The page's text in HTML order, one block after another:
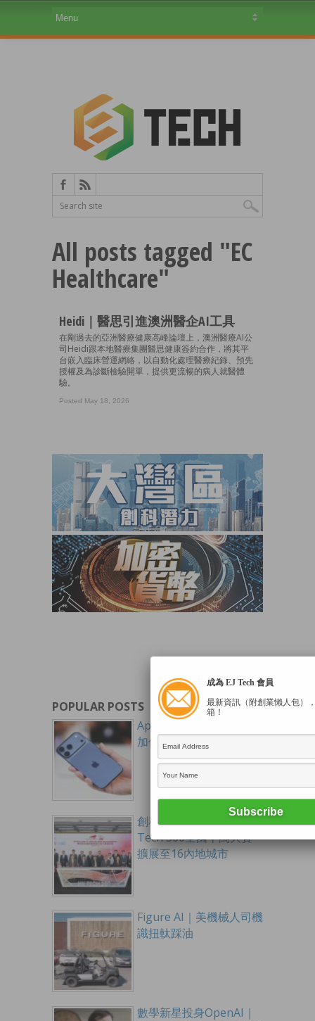
All posts tagged "EC
Healthcare"
Heidi｜醫思引進澳洲醫企AI工具
在剛過去的亞洲醫療健康高峰論壇上，澳洲醫療AI公
司Heidi跟本地醫療集團醫思健康簽約合作，將其平
台嵌入臨床營運網絡，以自動化處理醫療紀錄、預先
授權及為診斷檢驗開單，提供更流暢的病人就醫體
驗。
Posted May 18, 2026
POPULAR POSTS
Apple新品｜新iPhone傳
加價最多1560元
創科出海 香港啟航HK
Tech 300全國千萬大賽
擴展至16內地城市
Figure AI｜美機械人司機
識扭軚踩油
數學新星投身OpenAI｜
成為 EJ Tech 會員
最新資訊（附創業懶人包）
箱！